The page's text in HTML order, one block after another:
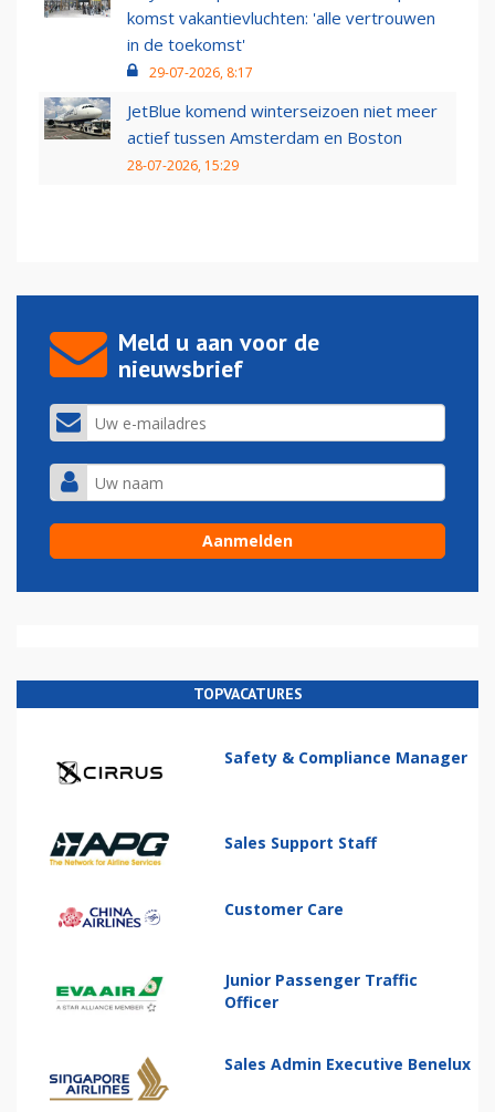
komst vakantievluchten: 'alle vertrouwen
in de toekomst'
29-07-2026, 8:17
JetBlue komend winterseizoen niet meer
actief tussen Amsterdam en Boston
28-07-2026, 15:29
Meld u aan voor de
nieuwsbrief
TOPVACATURES
Safety & Compliance Manager
Sales Support Staff
Customer Care
Junior Passenger Traffic
Officer
Sales Admin Executive Benelux